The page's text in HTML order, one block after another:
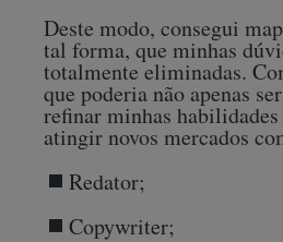
Deste modo, consegui
tal forma, que minhas
totalmente eliminadas.
que poderia não apenas
refinar minhas habilidades
atingir novos mercados
Redator;
Copywriter;